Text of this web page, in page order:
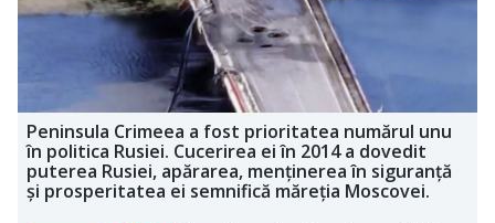
Peninsula Crimeea a fost prioritatea numărul unu
în politica Rusiei. Cucerirea ei în 2014 a dovedit
puterea Rusiei, apărarea, menținerea în siguranță
și prosperitatea ei semnifică măreția Moscovei.